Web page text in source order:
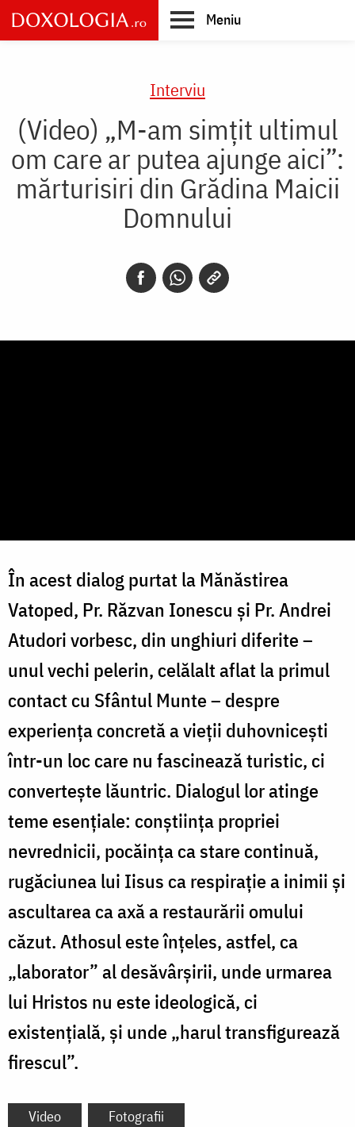
Skip
to
main
Meniu
Interviu
(Video) „M-am simțit ultimul
om care ar putea ajunge aici”:
mărturisiri din Grădina Maicii
Domnului
În acest dialog purtat la Mănăstirea
Vatoped, Pr. Răzvan Ionescu și Pr. Andrei
Atudori vorbesc, din unghiuri diferite –
unul vechi pelerin, celălalt aflat la primul
contact cu Sfântul Munte – despre
experiența concretă a vieții duhovnicești
într-un loc care nu fascinează turistic, ci
convertește lăuntric. Dialogul lor atinge
teme esențiale: conștiința propriei
nevrednicii, pocăința ca stare continuă,
rugăciunea lui Iisus ca respirație a inimii și
ascultarea ca axă a restaurării omului
căzut. Athosul este înțeles, astfel, ca
„laborator” al desăvârșirii, unde urmarea
lui Hristos nu este ideologică, ci
existențială, și unde „harul transfigurează
firescul”.
Video Fotografii